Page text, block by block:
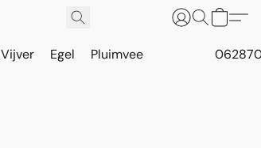
Vijver Egel Pluimvee